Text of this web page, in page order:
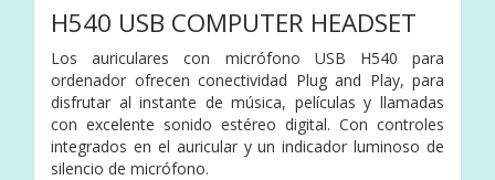
H540 USB COMPUTER HEADSET
Los auriculares con micrófono USB H540 para
ordenador ofrecen conectividad Plug and Play, para
disfrutar al instante de música, películas y llamadas
con excelente sonido estéreo digital. Con controles
integrados en el auricular y un indicador luminoso de
silencio de micrófono.